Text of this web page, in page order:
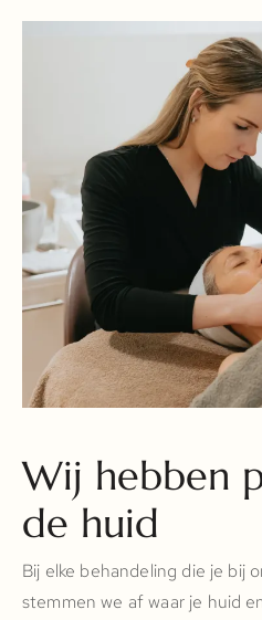
Wij hebben
de huid
Bij elke behandeling die je bij
stemmen we af waar je huid